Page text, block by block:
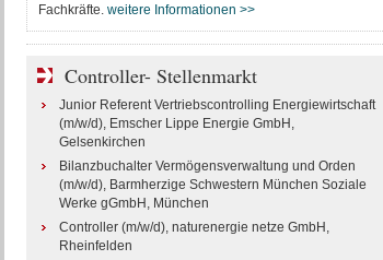
Fachkräfte. weitere Informationen >>
Controller- Stellenmarkt
Junior Referent Vertriebscontrolling Energiewirtschaft
(m/w/d), Emscher Lippe Energie GmbH,
Gelsenkirchen
Bilanzbuchalter Vermögensverwaltung und Orden
(m/w/d), Barmherzige Schwestern München Soziale
Werke gGmbH, München
Controller (m/w/d), naturenergie netze GmbH,
Rheinfelden